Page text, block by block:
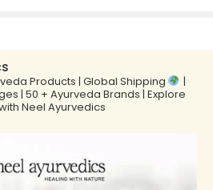
Products | Global Shipping
|
| 50 + Ayurveda Brands | Explore
Neel Ayurvedics